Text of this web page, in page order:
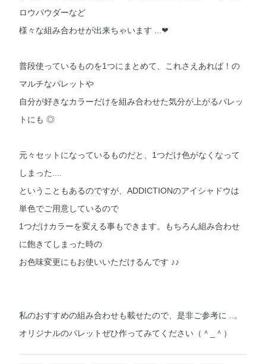
ロウパウダーなど
様々な組み合わせが出来ちゃいます ...❤︎
普段使っているものを1つにまとめて、これさえあれば！の
マルチなパレットや
自分が好きなカラーだけを組み合わせた気分が上がるパレッ
トにも ◎
元々セットになっているものだと、1つだけ色がなくなって
しまった....
ということもあるのですが、ADDICTIONのアイシャドウは
単色でご用意しているので
1つだけカラーを変える事もできます。もちろん組み合わせ
に飽きてしまった時の
お色味変更にもお使いいただけるんです ♪♪
私のおすすめの組み合わせも載せたので、是非ご参考に ..。
オリジナルのパレットぜひ作ってみてください（＾_＾）